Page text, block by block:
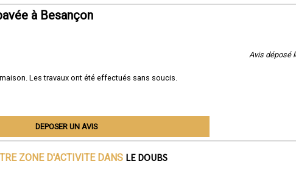
à Besançon
Avis déposé
Les travaux ont été effectués sans soucis.
DEPOSER UN AVIS
ZONE D'ACTIVITE DANS LE DOUBS